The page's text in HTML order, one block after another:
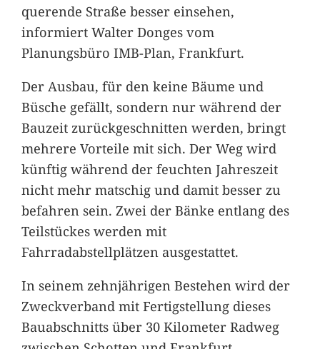
querende Straße besser einsehen,
informiert Walter Donges vom
Planungsbüro IMB-Plan, Frankfurt.
Der Ausbau, für den keine Bäume und
Büsche gefällt, sondern nur während der
Bauzeit zurückgeschnitten werden, bringt
mehrere Vorteile mit sich. Der Weg wird
künftig während der feuchten Jahreszeit
nicht mehr matschig und damit besser zu
befahren sein. Zwei der Bänke entlang des
Teilstückes werden mit
Fahrradabstellplätzen ausgestattet.
In seinem zehnjährigen Bestehen wird der
Zweckverband mit Fertigstellung dieses
Bauabschnitts über 30 Kilometer Radweg